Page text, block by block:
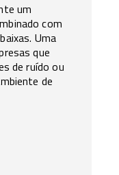
um
com
Uma
que
de ruído ou
de